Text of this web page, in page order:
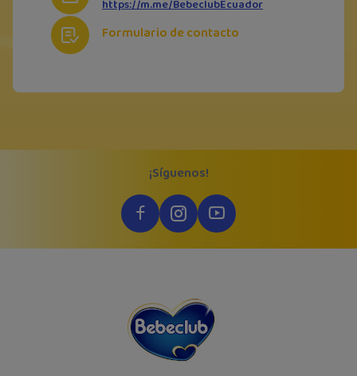
https://m.me/BebeclubEcuador
Formulario de contacto
¡Síguenos!